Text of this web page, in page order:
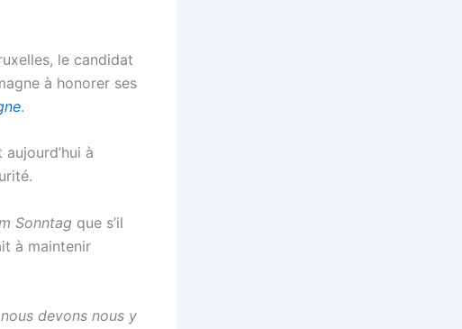
le candidat
à honorer ses
.
à
Sonntag que s’il
à maintenir
devons nous y